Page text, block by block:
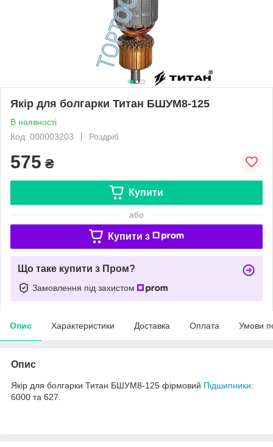
Якір для болгарки Титан БШУМ8-125
В наявності
Код: 000003203
Роздріб
575 ₴
Купити
або
Купити з
Що таке купити з Пром?
Замовлення під захистом
Опис Характеристики Доставка Оплата Умови
Опис
Якір для болгарки Титан БШУМ8-125 фірмовий Підшипники:
6000 та 627.